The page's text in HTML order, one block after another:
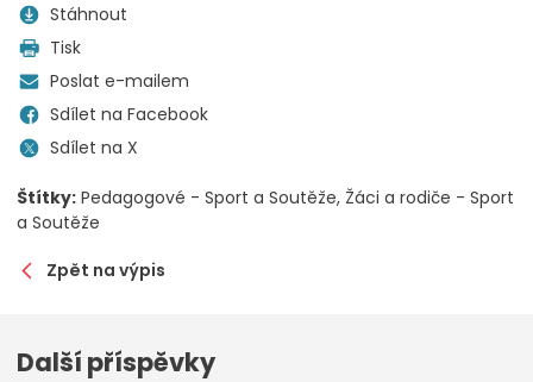
Stáhnout
Tisk
Poslat e-mailem
Sdílet na Facebook
Sdílet na X
Štítky: Pedagogové - Sport a Soutěže Žáci a rodiče - Sport
a Soutěže
Zpět na výpis
Další příspěvky